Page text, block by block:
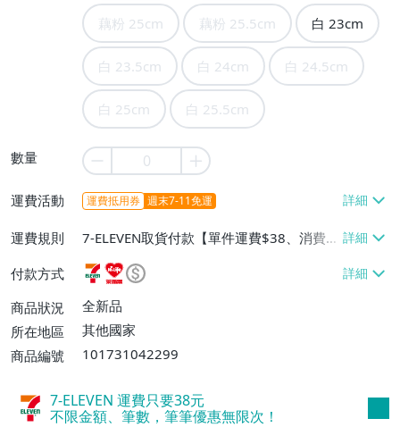
藕粉 25cm 藕粉 25.5cm 白 23cm
白 23.5cm 白 24cm 白 24.5cm
白 25cm 白 25.5cm
數量
運費活動 運費抵用券 週末7-11免運
運費規則
7-ELEVEN取貨付款【單件運費$38、消費滿
$6000免運費】、萊爾富取貨付款【單件運
費$60、消費滿$6000免運費】、郵局掛號
【單件運費$80、消費滿$6000免運費】、
離島配送【單件運費$100、消費滿$5000
付款方式
商品狀況
全新品
所在地區
其他國家
商品編號
101731042299
7-ELEVEN 運費只要38元
不限金額、筆數，筆筆優惠無限次！